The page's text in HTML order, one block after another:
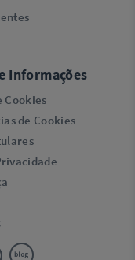
Informações
Cookies
de Cookies